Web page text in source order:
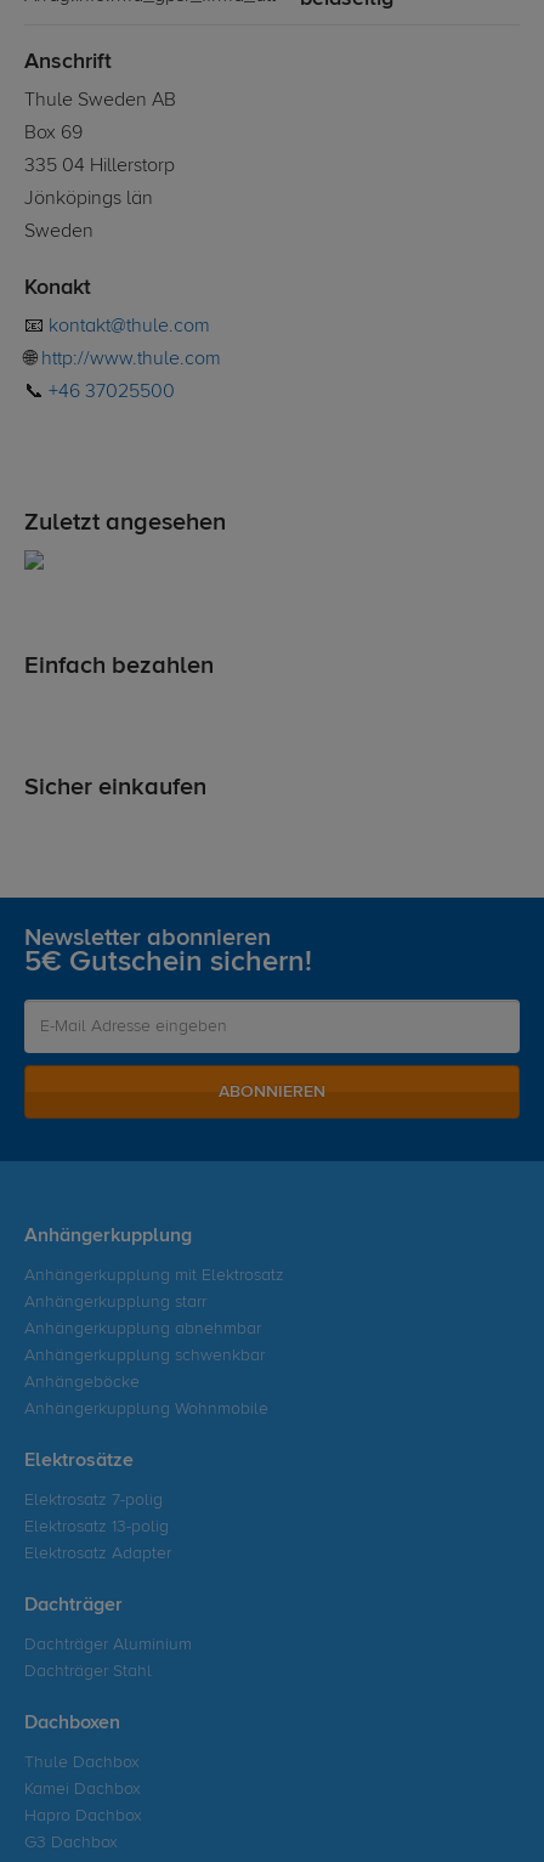
Anschrift
Thule Sweden AB
Box 69
335 04 Hillerstorp
Jönköpings län
Sweden
Konakt
📧 kontakt@thule.com
🌐 http://www.thule.com
📞 +46 37025500
Zuletzt angesehen
Einfach bezahlen
Sicher einkaufen
Newsletter abonnieren
5€ Gutschein sichern!
ABONNIEREN
Anhängerkupplung
Anhängerkupplung mit Elektrosatz
Anhängerkupplung starr
Anhängerkupplung abnehmbar
Anhängerkupplung schwenkbar
Anhängeböcke
Anhängerkupplung Wohnmobile
Elektrosätze
Elektrosatz 7-polig
Elektrosatz 13-polig
Elektrosatz Adapter
Dachträger
Dachträger Aluminium
Dachträger Stahl
Dachboxen
Thule Dachbox
Kamei Dachbox
Hapro Dachbox
G3 Dachbox